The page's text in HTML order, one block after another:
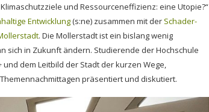
und Ressourceneffizienz: eine Utopie?“
Entwicklung(s:ne) zusammen mit der Schader-
. Die Mollerstadt ist ein bislang wenig
sich in Zukunft ändern. Studierende der Hochschule
dem Leitbild der Stadt der kurzen Wege,
präsentiert und diskutiert.